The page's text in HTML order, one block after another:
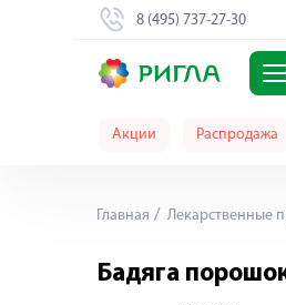
8 (495) 737-27-30
Акции Распродажа
Главная Лекарственные
Бадяга